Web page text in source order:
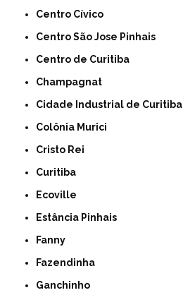
Centro Cívico
Centro São Jose Pinhais
Centro de Curitiba
Champagnat
Cidade Industrial de Curitiba
Colônia Murici
Cristo Rei
Curitiba
Ecoville
Estância Pinhais
Fanny
Fazendinha
Ganchinho